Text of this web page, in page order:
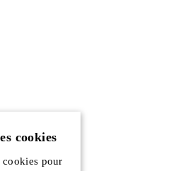
cookies
cookies pour